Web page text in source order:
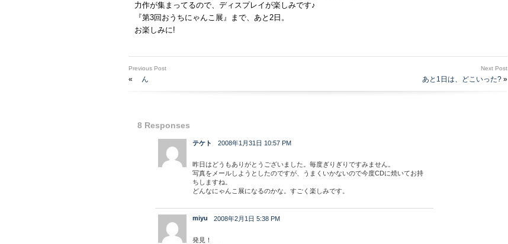
力作が集まってるので、ディスプレイが楽しみです♪
『第3回おうちにゃんこ展』まで、あと2日。
お楽しみに!
Previous Post
« ん
Next Post
あと1日は、どこいった? »
8 Responses
テケト 2008年1月31日 10:57 PM
昨日はどうもありがとうございました。毎度ぎりぎりですみません。
写真をメールしようとしたのですが、うまくいかないので今度CDに焼いてお持
ちしますね。
どんなにゃんこ展になるのかな。すごく楽しみです。
miyu 2008年2月1日 5:38 PM
発見！